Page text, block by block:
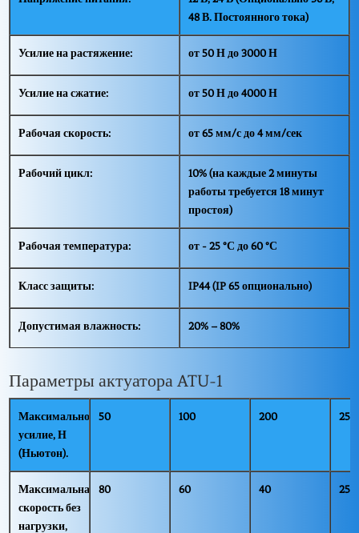
48 В. Постоянного тока)
Усилие на растяжение: от 50 Н до 3000 Н
Усилие на сжатие: от 50 Н до 4000 Н
Рабочая скорость: от 65 мм/с до 4 мм/сек
Рабочий цикл:
10% (на каждые 2 минуты
работы требуется 18 минут
простоя)
Рабочая температура: от - 25 °С до 60 °С
Класс защиты: IP44 (IP 65 опционально)
Допустимая влажность: 20% – 80%
Параметры актуатора ATU-1
Максимальное
усилие, Н
(Ньютон).
50 100 200 250
Максимальная
скорость без
нагрузки,
80 60 40 25